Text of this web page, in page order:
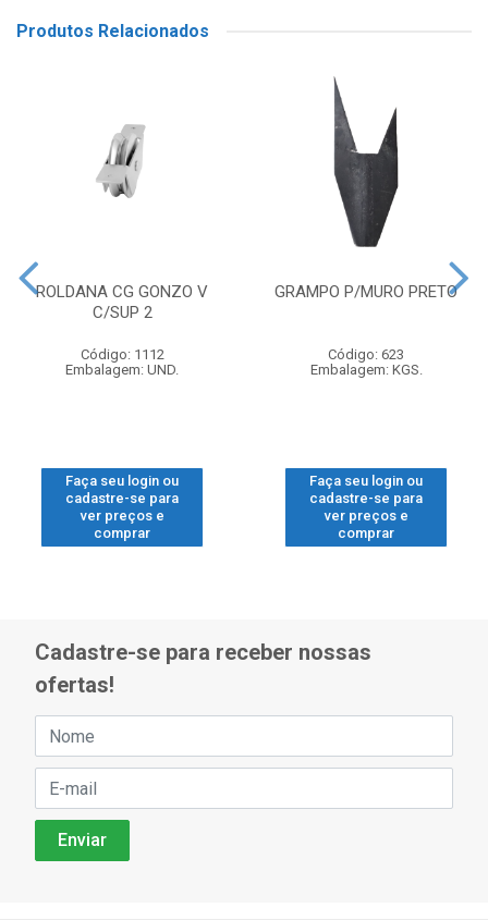
Produtos Relacionados
ROLDANA CG GONZO V
C/SUP 2
Código: 1112
Embalagem: UND.
Faça seu login ou
cadastre-se para
ver preços e
comprar
GRAMPO P/MURO PRETO
Código: 623
Embalagem: KGS.
Faça seu login ou
cadastre-se para
ver preços e
comprar
Cadastre-se para receber nossas
ofertas!